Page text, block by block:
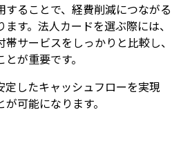
ることで、経費削減につながる
す。法人カードを選ぶ際には、
サービスをしっかりと比較し、
が重要です。
定したキャッシュフローを実現
可能になります。